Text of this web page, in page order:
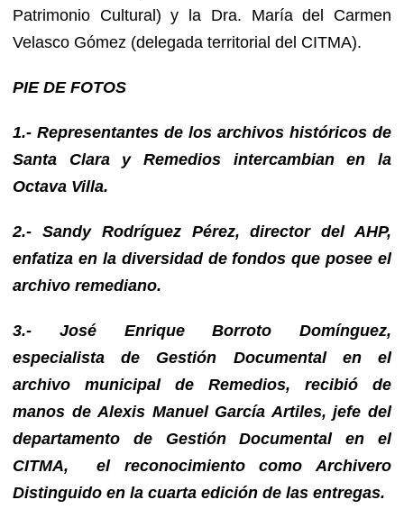
Patrimonio Cultural) y la Dra. María del Carmen
Velasco Gómez (delegada territorial del CITMA).
PIE DE FOTOS
1.- Representantes de los archivos históricos de
Santa Clara y Remedios intercambian en la
Octava Villa.
2.- Sandy Rodríguez Pérez, director del AHP,
enfatiza en la diversidad de fondos que posee el
archivo remediano.
3.- José Enrique Borroto Domínguez,
especialista de Gestión Documental en el
archivo municipal de Remedios, recibió de
manos deAlexis Manuel García Artiles, jefe del
departamento de Gestión Documental en el
CITMA,
el reconocimiento como Archivero
Distinguido en la cuarta edición de las entregas.